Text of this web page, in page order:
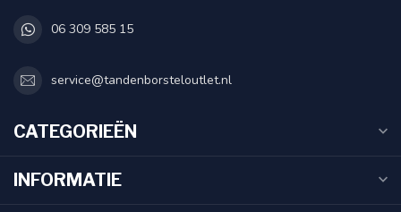
06 309 585 15
service@tandenborsteloutlet.nl
CATEGORIEËN
INFORMATIE